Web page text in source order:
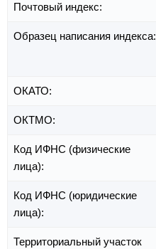
Почтовый индекс:
Образец написания индекса:
ОКАТО:
ОКТМО:
Код ИФНС (физические
лица):
Код ИФНС (юридические
лица):
Территориальный участок